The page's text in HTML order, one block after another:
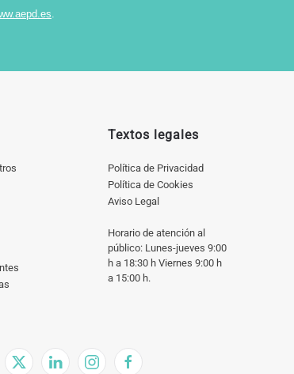
.
Textos legales
Política de Privacidad
Política de Cookies
Aviso Legal
Horario de atención al
público: Lunes-jueves 9:00
h a 18:30 h Viernes 9:00 h
a 15:00 h.